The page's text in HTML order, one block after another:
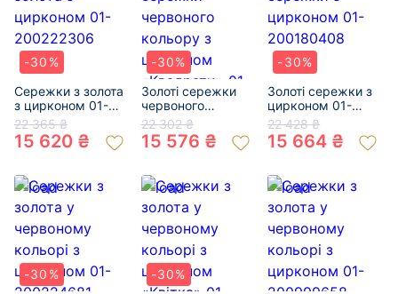
-30%
Сережки з золота
з цирконом 01-
200222306
22 365 ₴
15 620 ₴
-30%
Золоті сережки
червоного
кольору з
цирконом
«Квадрати» 01-
22 302 ₴
15 576 ₴
-30%
Золоті сережки з
цирконом 01-
200180408
22 428 ₴
15 664 ₴
-30%
-30%